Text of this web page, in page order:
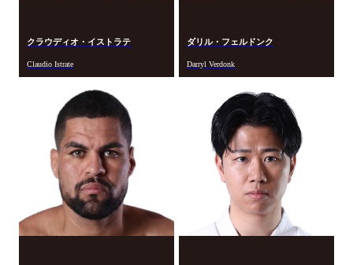
クラウディオ・イストラテ
Claudio Istrate
ダリル・フェルドンク
Darryl Verdonk